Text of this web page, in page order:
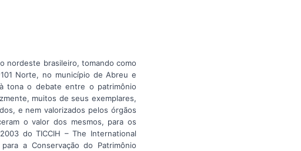
nordeste brasileiro, tomando como
Norte, no município de Abreu e
tona o debate entre o patrimônio
muitos de seus exemplares,
e nem valorizados pelos órgãos
o valor dos mesmos, para os
do TICCIH – The International
a Conservação do Patrimônio